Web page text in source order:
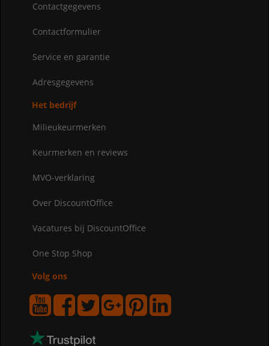
Contactgegevens
Contactformulier
Service en garantie
Adresgegevens
Het bedrijf
Milieukeurmerken
Keurmerken en reviews
MVO-verklaring
Over DiscountOffice
Vacatures bij DiscountOffice
One Stop Shop
Volg ons